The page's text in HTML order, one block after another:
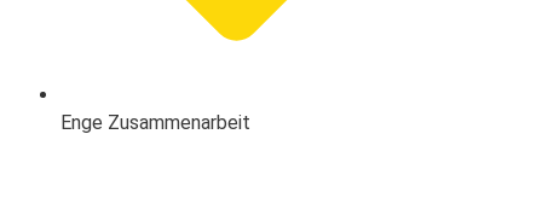
Enge Zusammenarbeit